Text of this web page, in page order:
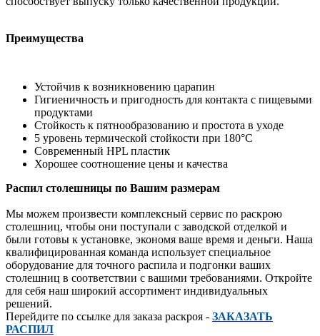
Преимущества
Устойчив к возникновению царапин
Гигиеничность и пригодность для контакта с пищевыми
продуктами
Стойкость к пятнообразованию и простота в уходе
5 уровень термической стойкости при 180°С
Современный HPL пластик
Хорошее соотношение цены и качества
Распил столешницы по Вашим размерам
Мы можем произвести комплексный сервис по раскрою
столешниц, чтобы они поступали с заводской отделкой и
были готовы к установке, экономя ваше время и деньги. Наша
квалифицированная команда использует специальное
оборудование для точного распила и подгонки ваших
столешниц в соответствии с вашими требованиями. Откройте
для себя наш широкий ассортимент индивидуальных
решений.
Перейдите по ссылке для заказа раскроя - ЗАКАЗАТЬ
РАСПИЛ